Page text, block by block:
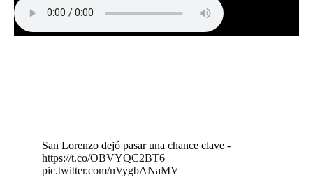
San Lorenzo dejó pasar una chance clave -
https://t.co/OBVYQC2BT6
pic.twitter.com/nVygbANaMV